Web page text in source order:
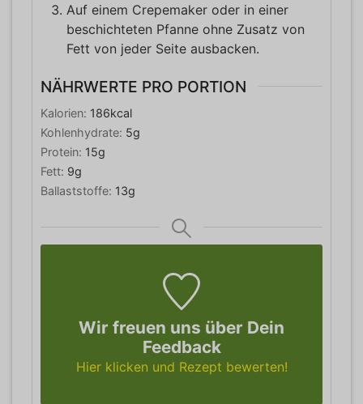
Auf einem Crepemaker oder in einer
beschichteten Pfanne ohne Zusatz von
Fett von jeder Seite ausbacken.
NÄHRWERTE PRO PORTION
Kalorien: 186kcal
Kohlenhydrate: 5g
Protein: 15g
Fett: 9g
Ballaststoffe: 13g
Wir freuen uns über Dein
Feedback
Hier klicken und Rezept bewerten!